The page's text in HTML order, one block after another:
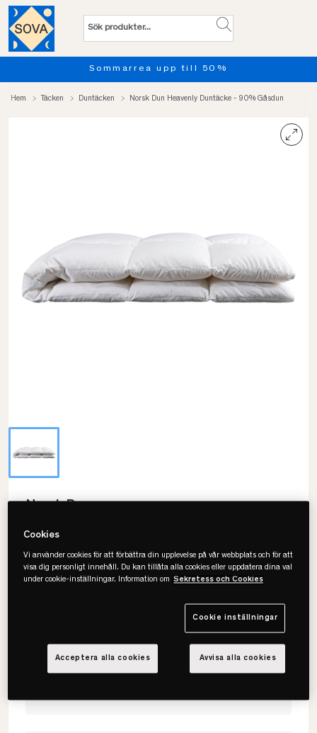
Provsov upp till 100 nätter.
Hem Täcken Duntäcken Norsk Dun Heavenly Duntäcke - 90% Gåsdun
Välj storlek
Välj värmegrad
Cookies
Vi använder cookies för att förbättra din upplevelse på vår webbplats och för att
visa dig personligt innehåll. Du kan tillåta alla cookies eller uppdatera dina val
under cookie-inställningar. Information om Sekretess och Cookies
Cookie inställningar
Avvisa alla cookies
Acceptera alla cookies